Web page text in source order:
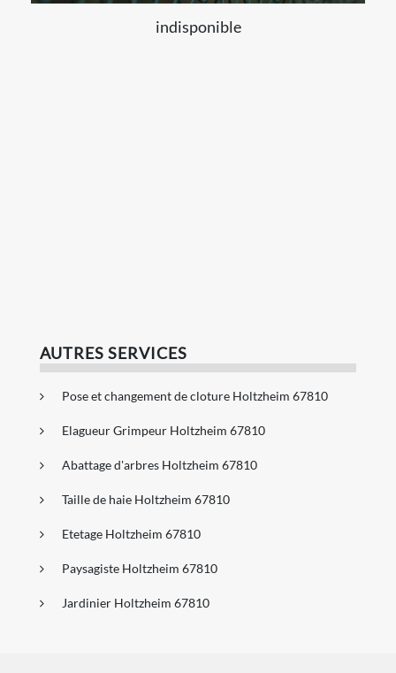
indisponible
AUTRES SERVICES
Pose et changement de cloture Holtzheim 67810
Elagueur Grimpeur Holtzheim 67810
Abattage d'arbres Holtzheim 67810
Taille de haie Holtzheim 67810
Etetage Holtzheim 67810
Paysagiste Holtzheim 67810
Jardinier Holtzheim 67810